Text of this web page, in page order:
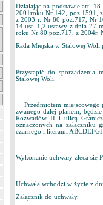
Działając na podstawie art.
2001roku Nr 142, poz.1591,
z 2003 r. Nr 80 poz.717, Nr
14 ust. 1,2 ustawy z dnia 27
roku Nr 80 poz.717, z 2004r.
Rada Miejska w Stalowej Woli
Przystąpić do sporządzenia
Stalowej Woli.
Przedmiotem miejscowego
zwanego dalej planem,
Rozwadów II i ulicą
oznaczonych na załączniku
czarnego i literami
Wykonanie uchwały zleca się
Uchwała wchodzi w życie z
Załącznik do uchwały.